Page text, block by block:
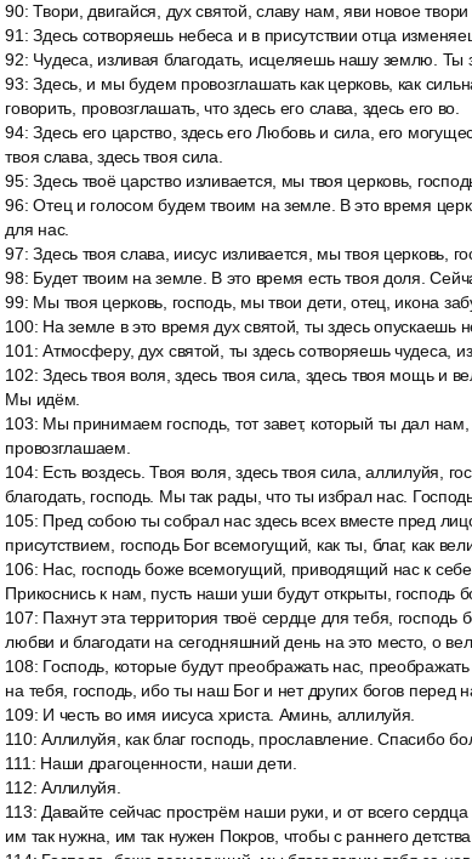
90:Твори, двигайся, дух святой, славу нам, яви новое
91 :Здесь сотворяешь небеса и в присутствии отца
92: Чудеса, изливая благодать, исцеляешь нашу землю. Ты
93:Здесь, и мы будем провозглашать как церковь, как
говорить, провозглашать, что здесь его слава, здесь его во.
94:Здесь его царство, здесь его Любовь и сила, его
твоя слава, здесь твоя сила.
95:Здесь твоё царство изливается, мы твоя церковь,
96:Отец и голосом будем твоим на земле. В это время
для нас.
97:Здесь твоя слава, иисус изливается, мы твоя церковь,
98: Будет твоим на земле. В это время есть твоя доля.
99: Мы твоя церковь, господь, мы твои дети, отец, икона
100: На земле в это время дух святой, ты здесь опускаешь
101 :Атмосферу, дух святой, ты здесь сотворяешь чудеса,
102:Здесь твоя воля, здесь твоя сила, здесь твоя мощь и
Мы идём.
103: Мы принимаем господь, тот завет, который ты дал
провозглашаем.
104: Есть воздесь. Твоя воля, здесь твоя сила, аллилуйя,
благодать, господь. Мы так рады, что ты избрал нас.
105: Пред собою ты собрал нас здесь всех вместе пред
присутствием, господь Бог всемогущий, как ты, благ, как
106: Нас, господь боже всемогущий, приводящий нас к
Прикоснись к нам, пусть наши уши будут открыты, господь
107: Пахнут эта территория твоё сердце для тебя,
любви и благодати на сегодняшний день на это место, о
108: Господь, которые будут преображать нас,
на тебя, господь, ибо ты наш Бог и нет других богов перед
109: И честь во имя иисуса христа. Аминь, аллилуйя.
110:Аллилуйя, как благ господь, прославление. Спасибо
111 : Наши драгоценности, наши дети.
112:Аллилуйя.
113: Давайте сейчас прострём наши руки, и от всего
им так нужна, им так нужен Покров, чтобы с раннего